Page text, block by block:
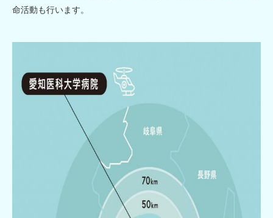
命活動も行います。